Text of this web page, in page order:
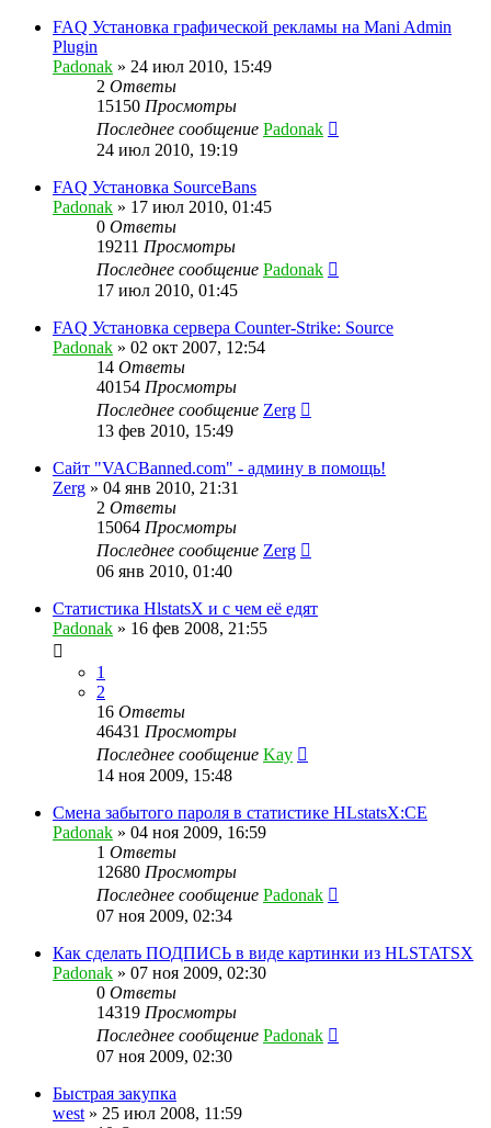
FAQ Установка графической рекламы на Mani Admin
Plugin
Padonak » 24 июл 2010, 15:49
2 Ответы
15150 Просмотры
Последнее сообщение Padonak
24 июл 2010, 19:19
FAQ Установка SourceBans
Padonak » 17 июл 2010, 01:45
0 Ответы
19211 Просмотры
Последнее сообщение Padonak
17 июл 2010, 01:45
FAQ Установка сервера Counter-Strike: Source
Padonak » 02 окт 2007, 12:54
14 Ответы
40154 Просмотры
Последнее сообщение Zerg
13 фев 2010, 15:49
Сайт "VACBanned.com" - админу в помощь!
Zerg » 04 янв 2010, 21:31
2 Ответы
15064 Просмотры
Последнее сообщение Zerg
06 янв 2010, 01:40
Статистика HlstatsX и с чем её едят
Padonak » 16 фев 2008, 21:55
1
2
16 Ответы
46431 Просмотры
Последнее сообщение Kay
14 ноя 2009, 15:48
Смена забытого пароля в статистике HLstatsX:CE
Padonak » 04 ноя 2009, 16:59
1 Ответы
12680 Просмотры
Последнее сообщение Padonak
07 ноя 2009, 02:34
Как сделать ПОДПИСЬ в виде картинки из HLSTATSX
Padonak » 07 ноя 2009, 02:30
0 Ответы
14319 Просмотры
Последнее сообщение Padonak
07 ноя 2009, 02:30
Быстрая закупка
west » 25 июл 2008, 11:59